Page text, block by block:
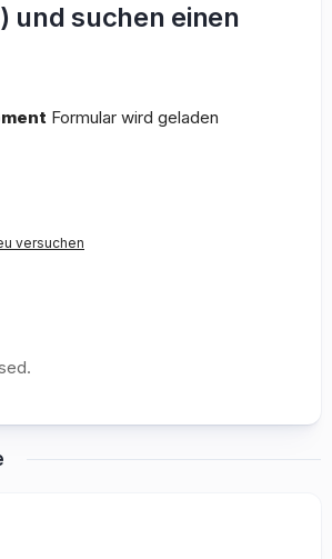
und suchen einen
Formular wird geladen
versuchen